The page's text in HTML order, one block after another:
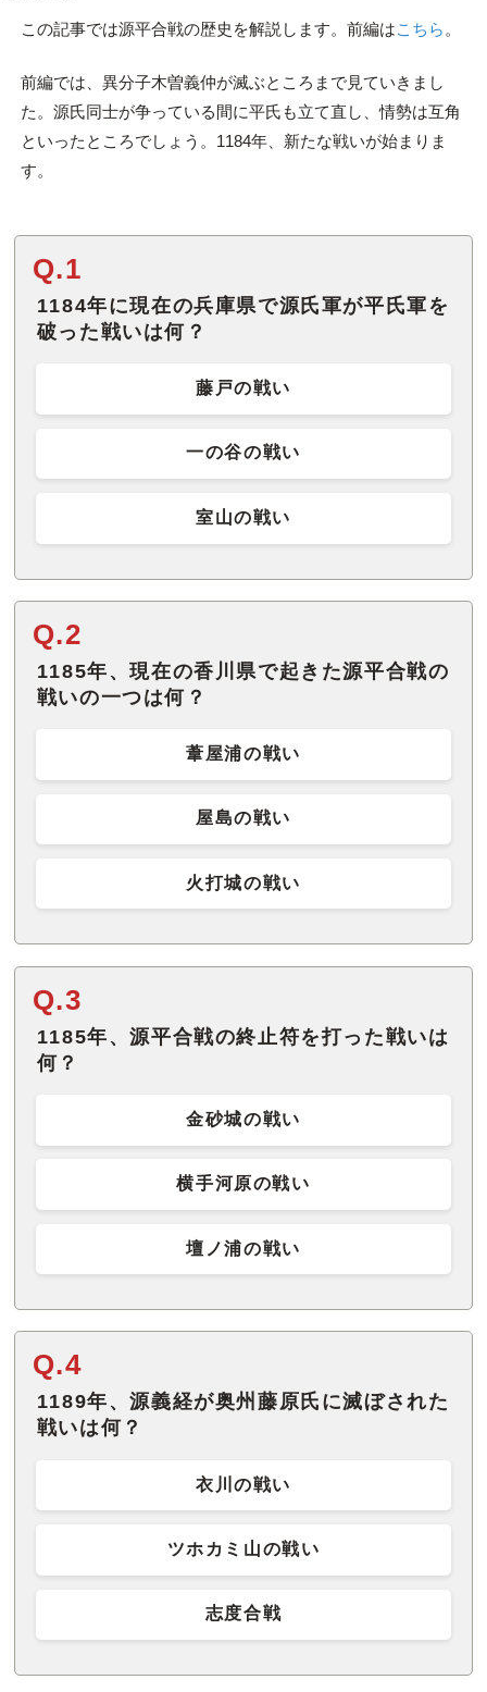
この記事では源平合戦の歴史を解説します。前編はこちら 。
前編では、異分子木曽義仲が滅ぶところまで見ていきまし
た。源氏同士が争っている間に平氏も立て直し、情勢は互角
といったところでしょう。1184年、新たな戦いが始まりま
す。
Q.1
1184年に現在の兵庫県で源氏軍が平氏軍を
破った戦いは何？
藤戸の戦い
一の谷の戦い
室山の戦い
Q.2
1185年、現在の香川県で起きた源平合戦の
戦いの一つは何？
葦屋浦の戦い
屋島の戦い
火打城の戦い
Q.3
1185年、源平合戦の終止符を打った戦いは
何？
金砂城の戦い
横手河原の戦い
壇ノ浦の戦い
Q.4
1189年、源義経が奥州藤原氏に滅ぼされた
戦いは何？
衣川の戦い
ツホカミ山の戦い
志度合戦